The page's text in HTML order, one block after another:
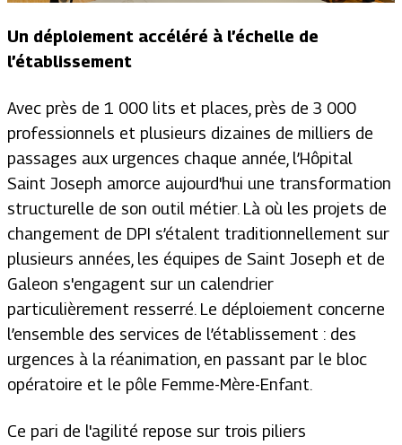
Un déploiement accéléré à l’échelle de
l’établissement
Avec près de 1 000 lits et places, près de 3 000
professionnels et plusieurs dizaines de milliers de
passages aux urgences chaque année, l’Hôpital
Saint Joseph amorce aujourd'hui une transformation
structurelle de son outil métier. Là où les projets de
changement de DPI s’étalent traditionnellement sur
plusieurs années, les équipes de Saint Joseph et de
Galeon s'engagent sur un calendrier
particulièrement resserré. Le déploiement concerne
l’ensemble des services de l’établissement : des
urgences à la réanimation, en passant par le bloc
opératoire et le pôle Femme-Mère-Enfant.
Ce pari de l'agilité repose sur trois piliers